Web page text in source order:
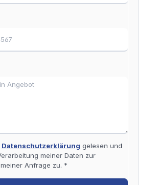
Datenschutzerklärung gelesen und
meiner Daten zur
Anfrage zu. *